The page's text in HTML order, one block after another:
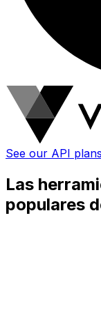
See our API plans
Las
populares